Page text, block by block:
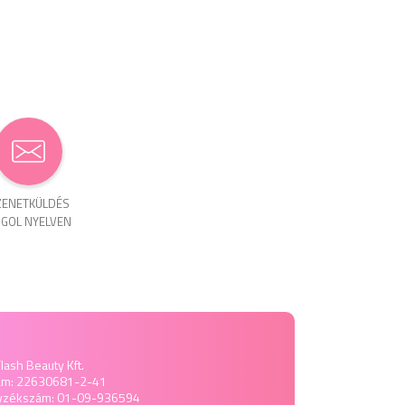
NYELVEN
Beauty Kft.
22630681-2-41
01-09-936594